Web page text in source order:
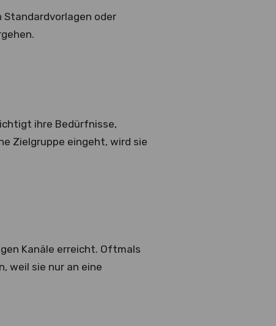
Standardvorlagen oder
ihre Bedürfnisse,
Zielgruppe eingeht, wird sie
Kanäle erreicht. Oftmals
weil sie nur an eine